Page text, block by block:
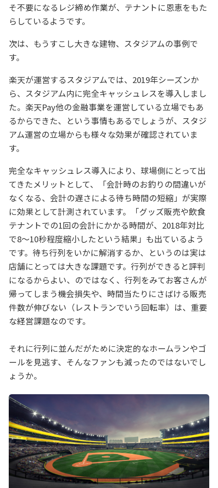
そ不要になるレジ締め作業が、テナントに恩恵をもた
らしているようです。
次は、もうすこし大きな建物、スタジアムの事例で
す。
楽天が運営するスタジアムでは、2019年シーズンか
ら、スタジアム内に完全キャッシュレスを導入しまし
た。楽天Pay他の金融事業を運営している立場でもあ
るからできた、という事情もあるでしょうが、スタジ
アム運営の立場からも様々な効果が確認されていま
す。
完全なキャッシュレス導入により、球場側にとって出
てきたメリットとして、「会計時のお釣りの間違いが
なくなる、会計の遅さによる待ち時間の短縮」が実際
に効果として計測されています。「グッズ販売や飲食
テナントでの1回の会計にかかる時間が、2018年対比
で8～10秒程度縮小したという結果」も出ているよう
です。待ち行列をいかに解消するか、というのは実は
店舗にとっては大きな課題です。行列ができると評判
になるからよい、のではなく、行列をみてお客さんが
帰ってしまう機会損失や、時間当たりにさばける販売
件数が伸びない（レストランでいう回転率）は、重要
な経営課題なのです。
それに行列に並んだがために決定的なホームランやゴ
ールを見逃す、そんなファンも減ったのではないでし
ょうか。